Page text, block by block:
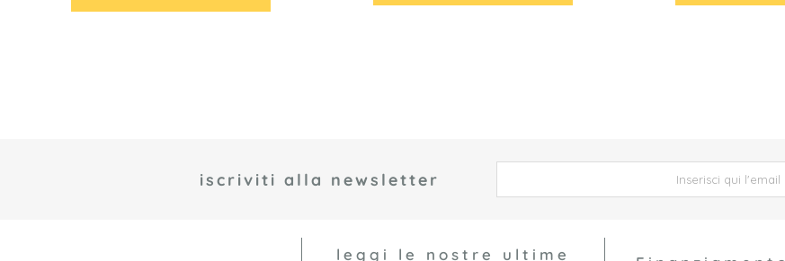
iscriviti alla newsletter
leggi le nostre ultime